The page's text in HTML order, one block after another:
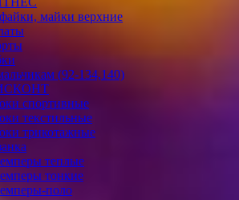
майки верхние
(92-134,140)
спортивные
текстильные
трикотажные
теплые
тонкие
поло